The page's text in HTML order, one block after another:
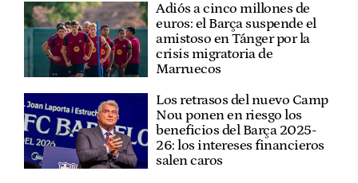
Adiós a cinco millones de
euros: el Barça suspende el
amistoso en Tánger por la
crisis migratoria de
Marruecos
Los retrasos del nuevo Camp
Nou ponen en riesgo los
beneficios del Barça 2025-
26: los intereses financieros
salen caros